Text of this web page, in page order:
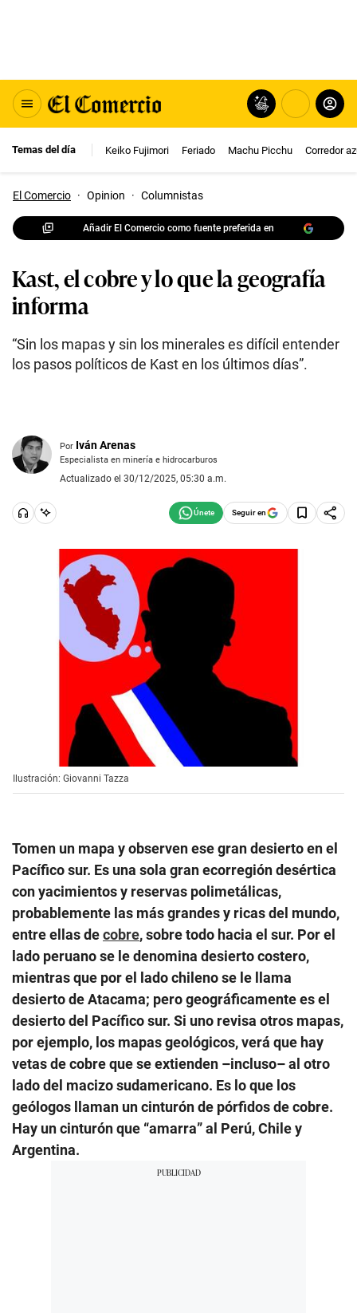
Temas del día Keiko Fujimori Feriado Machu Picchu Corredor
El Comercio · Opinion · Columnistas
Añadir El Comercio como fuente preferida en
Kast, el cobre y lo que la geografía
informa
“Sin los mapas y sin los minerales es difícil entender
los pasos políticos de Kast en los últimos días”.
Por Iván Arenas
Especialista en minería e hidrocarburos
Actualizado el 30/12/2025, 05:30 a.m.
Seguir en
Ilustración: Giovanni Tazza
Tomen un mapa y observen ese gran desierto en el
Pacífico sur. Es una sola gran ecorregión desértica
con yacimientos y reservas polimetálicas,
probablemente las más grandes y ricas del mundo,
entre ellas decobre, sobre todo hacia el sur. Por el
lado peruano se le denomina desierto costero,
mientras que por el lado chileno se le llama
desierto de Atacama; pero geográficamente es el
desierto del Pacífico sur. Si uno revisa otros mapas,
por ejemplo, los mapas geológicos, verá que hay
vetas de cobre que se extienden –incluso– al otro
lado del macizo sudamericano. Es lo que los
geólogos llaman un cinturón de pórfidos de cobre.
Hay un cinturón que “amarra” al Perú, Chile y
Argentina.